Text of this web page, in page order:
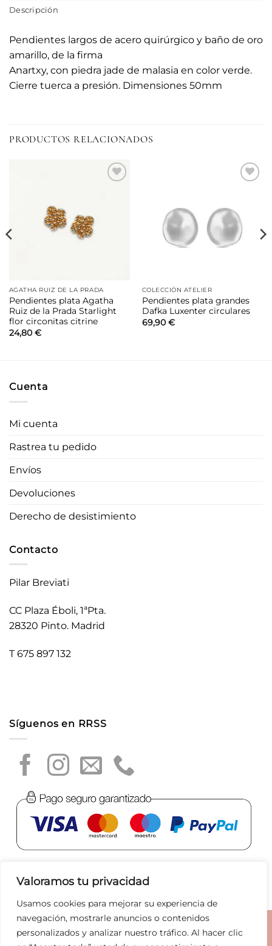
Valoramos tu privacidad
Usamos cookies para mejorar su experiencia de
navegación, mostrarle anuncios o contenidos
personalizados y analizar nuestro tráfico. Al hacer clic
Descripción
Pendientes largos de acero quirúrgico y baño de oro
amarillo, de la firma
Anartxy, con piedra jade de malasia en color verde.
Cierre tuerca a presión. Dimensiones 50mm
PRODUCTOS RELACIONADOS
AGATHA RUIZ DE LA PRADA
Pendientes plata Agatha
Ruiz de la Prada Starlight
flor circonitas citrine
24,80 €
deseos
COLECCIÓN ATELIER
Pendientes plata grandes
Dafka Luxenter circulares
69,90 €
Cuenta
Mi cuenta
Rastrea tu pedido
Envíos
Devoluciones
Derecho de desistimiento
Contacto
Pilar Breviati
CC Plaza Éboli, 1ªPta.
28320 Pinto. Madrid
T 675 897 132
Síguenos en RRSS
Aviso legal | Política de privacidad |Política de Cookies
Condiciones de compra
Tratamiento de datos